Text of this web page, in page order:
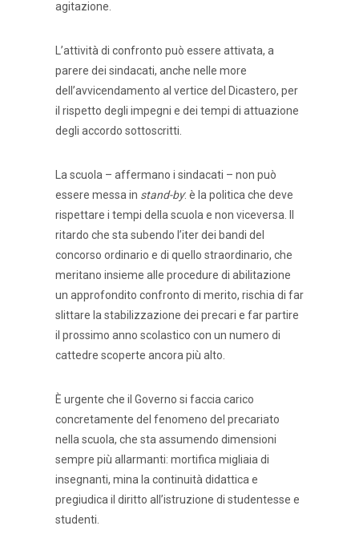
agitazione.
L’attività di confronto può essere attivata, a
parere dei sindacati, anche nelle more
dell’avvicendamento al vertice del Dicastero, per
il rispetto degli impegni e dei tempi di attuazione
degli accordo sottoscritti.
La scuola – affermano i sindacati – non può
essere messa in stand-by: è la politica che deve
rispettare i tempi della scuola e non viceversa. Il
ritardo che sta subendo l’iter dei bandi del
concorso ordinario e di quello straordinario, che
meritano insieme alle procedure di abilitazione
un approfondito confronto di merito, rischia di far
slittare la stabilizzazione dei precari e far partire
il prossimo anno scolastico con un numero di
cattedre scoperte ancora più alto.
È urgente che il Governo si faccia carico
concretamente del fenomeno del precariato
nella scuola, che sta assumendo dimensioni
sempre più allarmanti: mortifica migliaia di
insegnanti, mina la continuità didattica e
pregiudica il diritto all’istruzione di studentesse e
studenti.